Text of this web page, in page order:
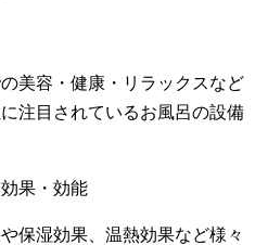
美容・健康・リラックスなど
注目されているお風呂の設備
果・効能
保湿効果、温熱効果など様々